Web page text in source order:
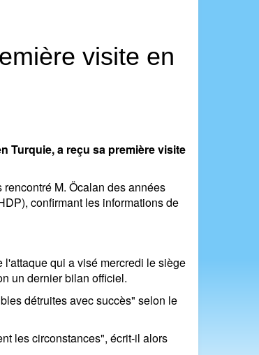
visite en
Turquie, a reçu sa première visite
M. Öcalan des années
confirmant les informations de
qui a visé mercredi le siège
un dernier bilan officiel.
détruites avec succès" selon le
les circonstances", écrit-il alors